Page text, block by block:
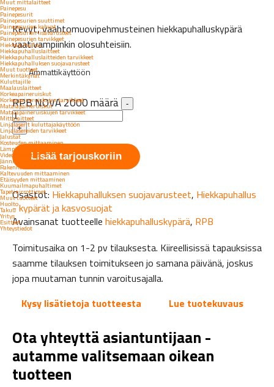
Painepesu
Painepesurit
Painepesurien suuttimet
Painepesurien kahvat
Painepesurien lisävarusteet
Painepesurien tarvikkeet
Hiekkapuhallus
Hiekkapuhalluslaitteet
Hiekkapuhalluslaitteiden tarvikkeet
Hiekkapuhalluksen suojavarusteet
Muut tuotteet
Merkintäkynät
Kuluttajille
Maalauslaitteet
Korkeapaineruiskut
Korkeapaineruiskujen tarvikkeet
Matalapaineruiskut
Matalapaineruiskujen tarvikkeet
Mittalaitteet
Linjalaserit kuluttajakäyttöön
Linjalasereiden tarvikkeet
Jalustat
Kosteuden mittaaminen
Lämpötilan mittaaminen
Videotarkastus
Jänniteilmaisimet
Rakennetunnistimet
Kaltevuuden mittaaminen
Etäisyyden mittaaminen
Kuumailmapuhaltimet
Tapetinirrottimet
Muut tuotteet
Huolto
Takuu
Yritys
Esitteet
Yhteystiedot
Kevyt, vaahtomuovipehmusteinen hiekkapuhalluskypärä
vaativampiinkin olosuhteisiin.
Ammattikäyttöön
RPB NOVA 2000 määrä -
+
Lisää tarjouskoriin
Osastot: Hiekkapuhalluksen suojavarusteet, Hiekkapuhallus
- kypärät ja kasvosuojat
Avainsanat tuotteelle hiekkapuhalluskypärä, RPB
Toimitusaika on 1-2 pv tilauksesta. Kiireellisissä tapauksissa
saamme tilauksen toimitukseen jo samana päivänä, joskus
jopa muutaman tunnin varoitusajalla.
Kysy lisätietoja tuotteesta
Lue tuotekuvaus
Ota yhteyttä asiantuntijaan -
autamme valitsemaan oikean
tuotteen